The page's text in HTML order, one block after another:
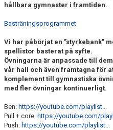
hållbara gymnaster i framtiden.
Basträningsprogrammet
Vi har påbörjat en ”styrkebank”
spellistor basterat på syfte.
Övningarna är anpassade till
vår hall och även framtagna för
komplement till gymnastiska
med fler övningar kontinuerligt.
Ben: https://youtube.com/playlist...
Pull + core: https://youtube.com/
Push: https://youtube.com/playlist...